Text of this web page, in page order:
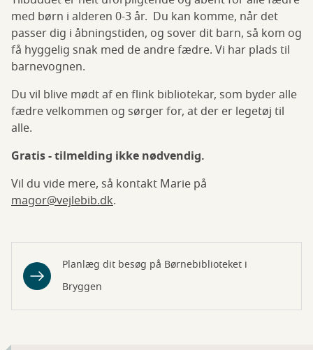
med børn i alderen 0-3 år. Du kan komme, når det
passer dig i åbningstiden, og sover dit barn, så kom og
få hyggelig snak med de andre fædre. Vi har plads til
barnevognen.
Du vil blive mødt af en flink bibliotekar, som byder alle
fædre velkommen og sørger for, at der er legetøj til
alle.
Gratis - tilmelding ikke nødvendig.
Vil du vide mere, så kontakt Marie på
magor@vejlebib.dk.
Planlæg dit besøg på Børnebiblioteket i
Bryggen